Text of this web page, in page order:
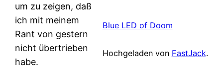
Blue LED of Doom
Hochgeladen von FastJack.
um zu zeigen, daß
ich mit meinem
Rant von gestern
nicht übertrieben
habe.